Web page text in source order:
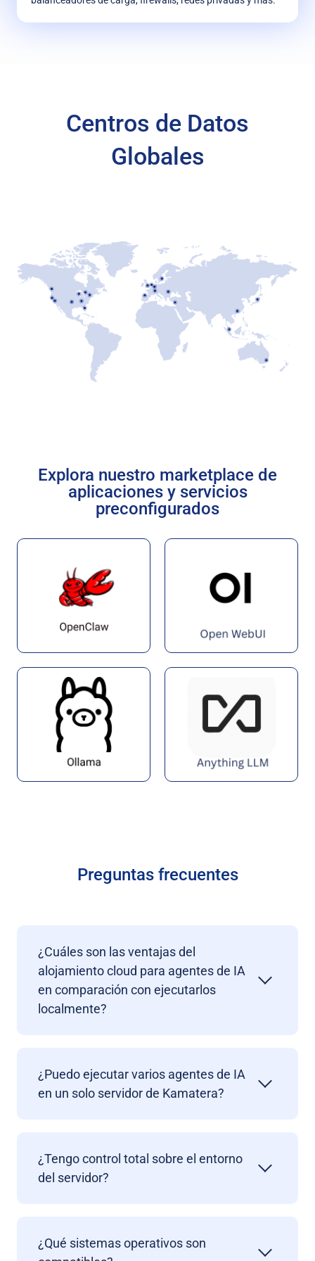
Centros de Datos
Globales
Explora nuestro marketplace de
aplicaciones y servicios
preconfigurados
Preguntas frecuentes
¿Cuáles son las ventajas del
alojamiento cloud para agentes de IA
en comparación con ejecutarlos
localmente?
¿Puedo ejecutar varios agentes de IA
en un solo servidor de Kamatera?
¿Tengo control total sobre el entorno
del servidor?
¿Qué sistemas operativos son